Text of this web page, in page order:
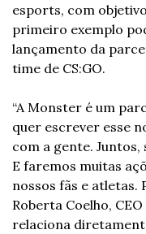
esports, com
primeiro exemplo
lançamento da
time de CS:GO.
“A Monster é um
quer escrever esse
com a gente.
E faremos muitas
nossos fãs e atletas.
Roberta Coelho,
relaciona